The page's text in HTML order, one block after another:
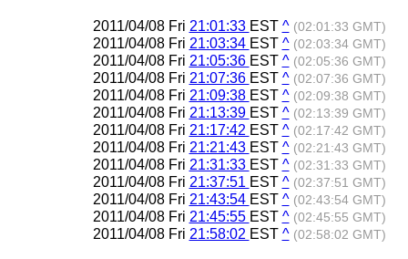
2011/04/08 Fri 21:01:33 EST ^ (02:01:33 GMT)
2011/04/08 Fri 21:03:34 EST ^ (02:03:34 GMT)
2011/04/08 Fri 21:05:36 EST ^ (02:05:36 GMT)
2011/04/08 Fri 21:07:36 EST ^ (02:07:36 GMT)
2011/04/08 Fri 21:09:38 EST ^ (02:09:38 GMT)
2011/04/08 Fri 21:13:39 EST ^ (02:13:39 GMT)
2011/04/08 Fri 21:17:42 EST ^ (02:17:42 GMT)
2011/04/08 Fri 21:21:43 EST ^ (02:21:43 GMT)
2011/04/08 Fri 21:31:33 EST ^ (02:31:33 GMT)
2011/04/08 Fri 21:37:51 EST ^ (02:37:51 GMT)
2011/04/08 Fri 21:43:54 EST ^ (02:43:54 GMT)
2011/04/08 Fri 21:45:55 EST ^ (02:45:55 GMT)
2011/04/08 Fri 21:58:02 EST ^ (02:58:02 GMT)